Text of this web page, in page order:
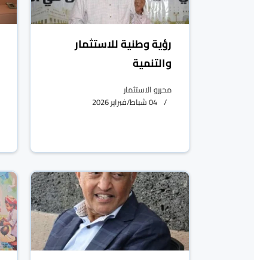
رؤية وطنية للاستثمار
والتنمية
محررو الاستثمار
04 شباط/فبراير 2026